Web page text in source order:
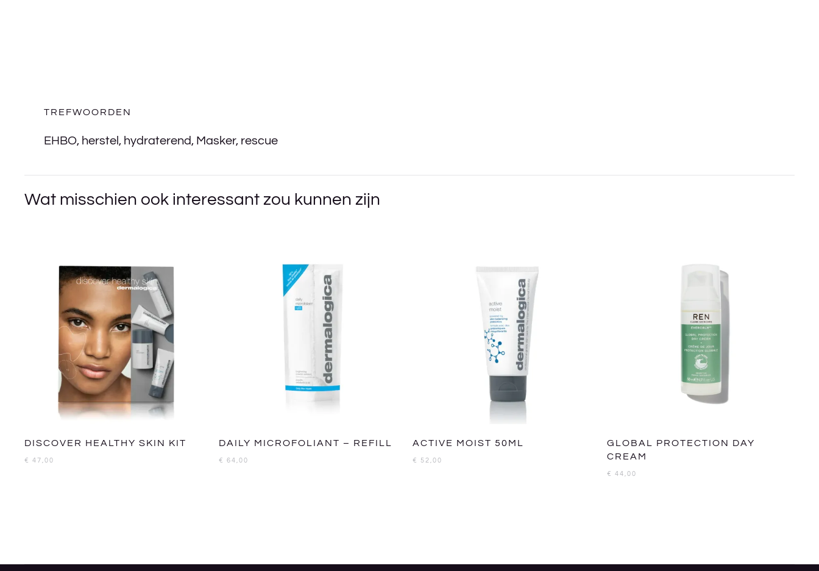
TREFWOORDEN
EHBO, herstel , hydraterend, Masker, rescue
Wat misschien ook interessant zou kunnen zijn
DISCOVER HEALTHY SKIN KIT
€ 47,00
DAILY MICROFOLIANT – REFILL
€ 64,00
ACTIVE MOIST 50ML
€ 52,00
GLOBAL PROTECTION DAY
CREAM
€ 44,00